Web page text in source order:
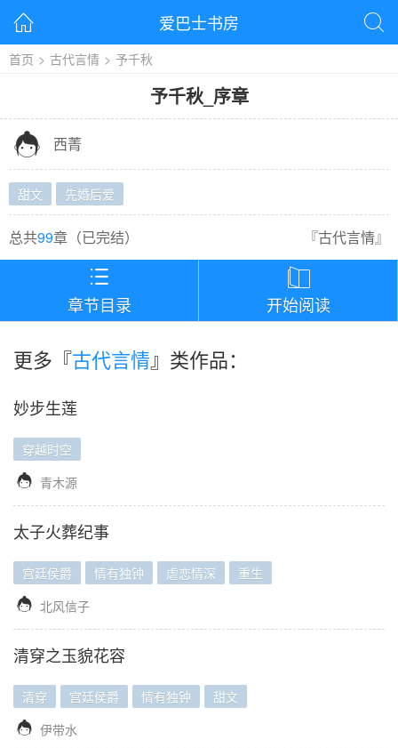
 爱巴士书房 
首页 > 古代言情 > 予千秋
予千秋_ 序章
 西菁
甜文 先婚后爱
总共99章（已完结） 『古代言情』

章节目录

开始阅读
更多『古代言情』类作品：
妙步生莲
穿越时空
 青木源
太子火葬纪事
宫廷侯爵 情有独钟 虐恋情深 重生
 北风信子
清穿之玉貌花容
清穿 宫廷侯爵 情有独钟 甜文
 伊带水